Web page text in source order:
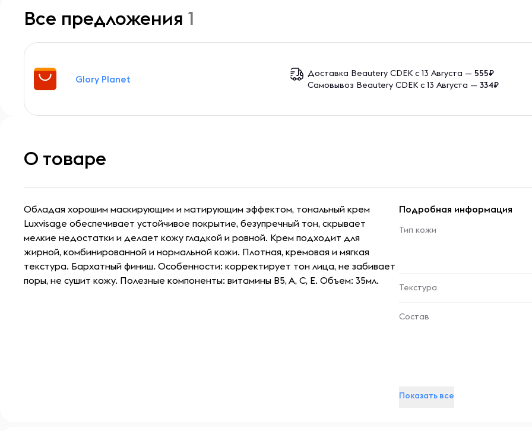
Все предложения 1
Glory Planet Доставка Beautery CDEK с 13 Августа —555₽
Самовывоз Beautery CDEK с 13 Августа —334₽
О товаре
Обладая хорошим маскирующим и матирующим эффектом, тональный крем
Luxvisage обеспечивает устойчивое покрытие, безупречный тон, скрывает
мелкие недостатки и делает кожу гладкой и ровной. Крем подходит для
жирной, комбинированной и нормальной кожи. Плотная, кремовая и мягкая
текстура. Бархатный финиш. Особенности: корректирует тон лица, не забивает
поры, не сушит кожу. Полезные компоненты: витамины В5, А, С, Е. Объем: 35мл.
Подробная информация
Тип кожи
Текстура
Состав
Показать все